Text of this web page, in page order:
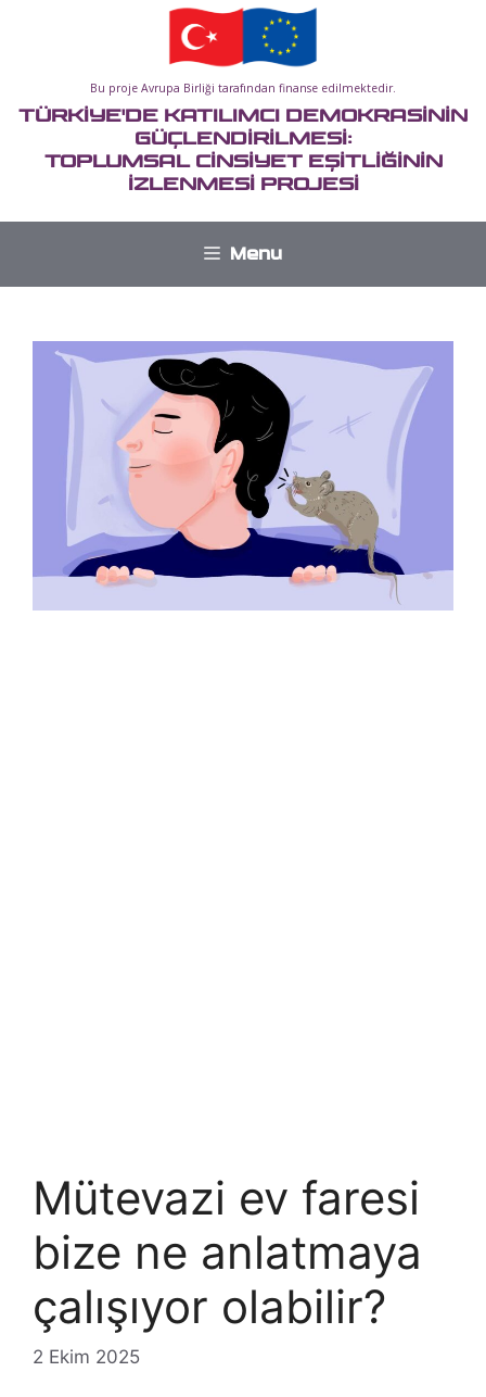
Bu proje Avrupa Birliği tarafından finanse edilmektedir.
TÜRKİYE'DE KATILIMCI DEMOKRASİNİN
GÜÇLENDİRİLMESİ:
TOPLUMSAL CİNSİYET EŞİTLİĞİNİN
İZLENMESİ PROJESİ
Menu
Mütevazi ev faresi
bize ne anlatmaya
çalışıyor olabilir?
2 Ekim 2025